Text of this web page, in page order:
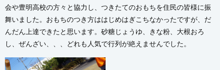
会や豊明高校の方々と協力し、つきたてのおもちを住民の皆様に振
舞いました。おもちのつき方ははじめはぎこちなかったですが、だ
んだん上達できたと思います。砂糖じょうゆ、きな粉、大根おろ
し、ぜんざい、、、どれも人気で行列が絶えませんでした。